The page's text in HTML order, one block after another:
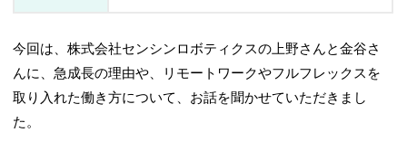
今回は、株式会社センシンロボティクスの上野さんと金谷さ
んに、急成長の理由や、リモートワークやフルフレックスを
取り入れた働き方について、お話を聞かせていただきまし
た。